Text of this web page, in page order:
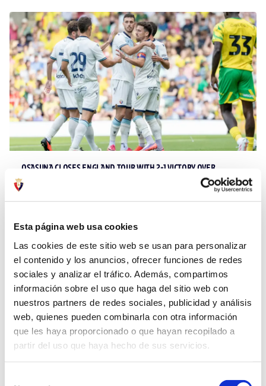
Esta página web usa cookies
Las cookies de este sitio web se usan para personalizar
el contenido y los anuncios, ofrecer funciones de redes
sociales y analizar el tráfico. Además, compartimos
información sobre el uso que haga del sitio web con
nuestros partners de redes sociales, publicidad y análisis
web, quienes pueden combinarla con otra información
que les haya proporcionado o que hayan recopilado a
partir del uso que haya hecho de sus servicios.
OSASUNA CLOSES ENGLAND TOUR WITH 2-1 VICTORY OVER
NORWICH CITY